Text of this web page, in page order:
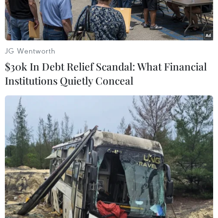
Ảnh minh họa. (Nguồn: Vietnam+)
Sáng 18/6, tại buổi họp báo giới thiệu Triển lãm
quốc tế lần thứ 17 về máy công cụ, cơ khí chính
xác và gia công kim loại - MTA Vietnam 2019, tổ
chức ở Thành phố Hồ Chí Minh, ông BT Tee,
Tổng giám đốc Công ty Informa cho hay, cách
JG Wentworth
$30k In Debt Relief Scandal: What Financial
Institutions Quietly Conceal